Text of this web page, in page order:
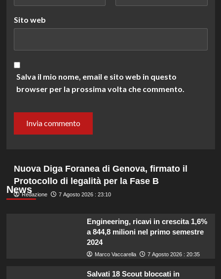
Sito web
Salva il mio nome, email e sito web in questo
browser per la prossima volta che commento.
News
Nuova Diga Foranea di Genova, firmato il
Protocollo di legalità per la Fase B
Redazione 7 Agosto 2026 : 23:10
Engineering, ricavi in crescita 1,6%
a 844,8 milioni nel primo semestre
2024
Marco Vaccarella 7 Agosto 2026 : 20:35
Salvati 18 Scout bloccati in